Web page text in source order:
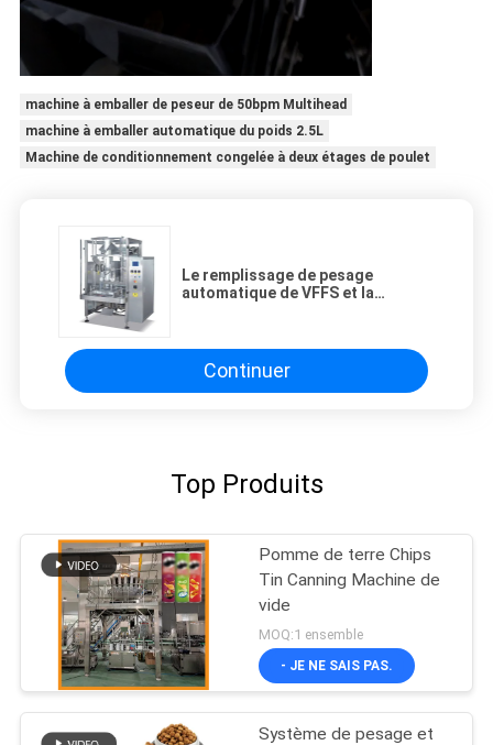
machine à emballer de peseur de 50bpm Multihead
machine à emballer automatique du poids 2.5L
Machine de conditionnement congelée à deux étages de poulet
Le remplissage de pesage
automatique de VFFS et la
mettre en sac
Continuer
Top Produits
Pomme de terre Chips
Tin Canning Machine de
vide
MOQ:1 ensemble
- JE NE SAIS PAS.
Système de pesage et